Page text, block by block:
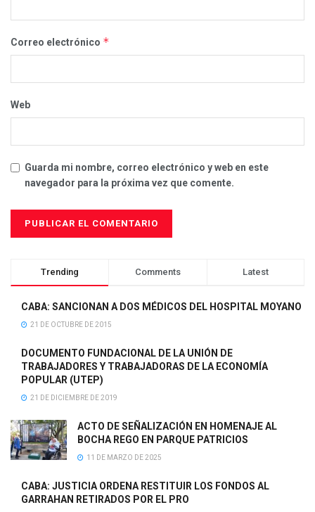
Correo electrónico *
Web
Guarda mi nombre, correo electrónico y web en este
navegador para la próxima vez que comente.
Trending Comments Latest
CABA: SANCIONAN A DOS MÉDICOS DEL HOSPITAL MOYANO
21 DE OCTUBRE DE 2015
DOCUMENTO FUNDACIONAL DE LA UNIÓN DE
TRABAJADORES Y TRABAJADORAS DE LA ECONOMÍA
POPULAR (UTEP)
21 DE DICIEMBRE DE 2019
ACTO DE SEÑALIZACIÓN EN HOMENAJE AL
BOCHA REGO EN PARQUE PATRICIOS
11 DE MARZO DE 2025
CABA: JUSTICIA ORDENA RESTITUIR LOS FONDOS AL
GARRAHAN RETIRADOS POR EL PRO